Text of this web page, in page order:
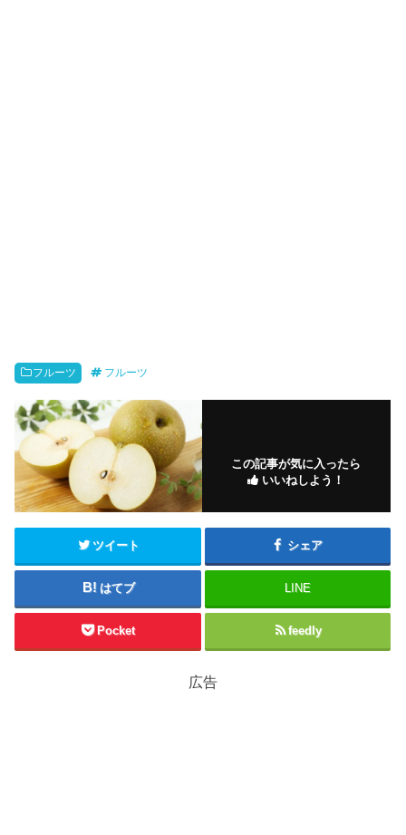
フルーツ フルーツ
この記事が気に入ったら
いいねしよう！
ツイート シェア
はてブ LINE
Pocket feedly
広告